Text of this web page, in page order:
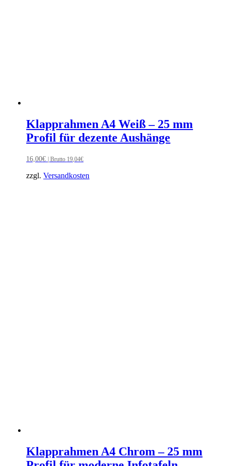
Klapprahmen A4 Weiß – 25 mm
Profil für dezente Aushänge
16,00€ | Brutto 19,04€
zzgl.Versandkosten
Klapprahmen A4 Chrom – 25 mm